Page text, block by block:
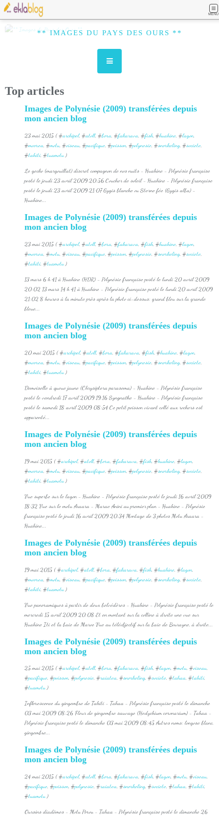
MENU
** IMAGES DU PAYS DES OURS **
Top articles
Images de Polynésie (2009) transférées depuis
mon ancien blog
23 mai 2015 ( #archipel, #atoll, #bora, #fakarava, #fish, #huahine, #lagon,
#moorea, #motu, #oiseau, #pacifique, #poisson, #polynesie, #snorkeling, #societe,
#tahiti, #tuamotu)
Le gecko (margouillat) discret compagnon de nos nuits - Huahine - Polynésie française
posté le jeudi 23 avril 2009 20:56 Coucher de soleil - Huahine - Polynésie française
posté le jeudi 23 avril 2009 21:07 Gygis blanche ou Sterne fée (Gygis alba) -
Huahine...
Images de Polynésie (2009) transférées depuis
mon ancien blog
23 mai 2015 ( #archipel, #atoll, #bora, #fakarava, #fish, #huahine, #lagon,
#moorea, #motu, #oiseau, #pacifique, #poisson, #polynesie, #snorkeling, #societe,
#tahiti, #tuamotu)
13 mars 6 h 41 à Huahine (HDR) - Polynésie française posté le lundi 20 avril 2009
20:02 13 mars 14 h 41 à Huahine - Polynésie française posté le lundi 20 avril 2009
21:02 8 heures à la minute près après la photo ci-dessus: grand bleu sur la grande
bleue...
Images de Polynésie (2009) transférées depuis
mon ancien blog
20 mai 2015 ( #archipel, #atoll, #bora, #fakarava, #fish, #huahine, #lagon,
#moorea, #motu, #oiseau, #pacifique, #poisson, #polynesie, #snorkeling, #societe,
#tahiti, #tuamotu)
Demoiselle à queue jaune (Chrysiptera parasema) - Huahine - Polynésie française
posté le vendredi 17 avril 2009 19:16 Syngnathe - Huahine - Polynésie française
posté le samedi 18 avril 2009 08:54 Ce petit poisson vivant collé aux rochers est
apparenté...
Images de Polynésie (2009) transférées depuis
mon ancien blog
19 mai 2015 ( #archipel, #atoll, #bora , #fakarava , #fish, #huahine , #lagon,
#moorea , #motu, #oiseau, #pacifique , #poisson, #polynesie , #snorkeling , #societe
#tahiti, #tuamotu)
Vue superbe sur le lagon - Huahine - Polynésie française posté le jeudi 16 avril 2009
18:32 Vue sur le motu Araara - Marae Anini au premier plan - Huahine - Polynésie
française posté le jeudi 16 avril 2009 20:34 Montage de 3 photos Motu Araara -
Huahine...
Images de Polynésie (2009) transférées depuis
mon ancien blog
19 mai 2015 ( #archipel, #atoll, #bora , #fakarava , #fish, #huahine , #lagon,
#moorea , #motu, #oiseau, #pacifique , #poisson, #polynesie , #snorkeling , #societe
#tahiti, #tuamotu)
Vue panoramiques à partir de deux belvédères - Huahine - Polynésie française posté le
mercredi 15 avril 2009 20:08 Et en montant sur la colline à droite une vue sur
Huahine Iti et la baie de Maroe Vue au téléobjectif sur la baie de Bourayne, à droite...
Images de Polynésie (2009) transférées depuis
mon ancien blog
25 mai 2015 ( #archipel, #atoll, #bora, #fakarava, #fish, #lagon, #motu, #oiseau,
#pacifique, #poisson, #polynesie, #raiatea, #snorkeling, #societe, #tahaa, #tahiti,
#tuamotu)
Inflorescence du gingembre de Tahiti - Tahaa - Polynésie française posté le dimanche
03 mai 2009 08:26 Fleur de gingembre sauvage (Hedychium coronarium) - Tahaa -
Polynésie française posté le dimanche 03 mai 2009 08:45 Autres noms: longose blanc,
gingembre...
Images de Polynésie (2009) transférées depuis
mon ancien blog
24 mai 2015 ( #archipel, #atoll, #bora, #fakarava, #fish, #lagon, #motu, #oiseau,
#pacifique, #poisson, #polynesie, #raiatea, #snorkeling, #societe, #tahaa, #tahiti,
#tuamotu)
Oursins diadèmes - Motu Porou - Tahaa - Polynésie française posté le dimanche 26